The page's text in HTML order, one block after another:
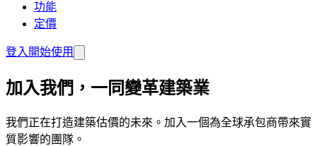
功能
定價
登入 開始使用
加入我們，一同變革建築業
我們正在打造建築估價的未來。加入一個為全球承包商帶來實
質影響的團隊。